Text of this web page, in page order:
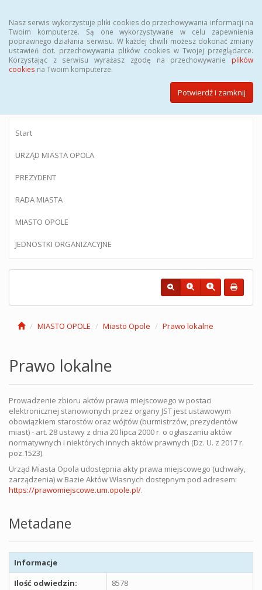
Nasz serwis wykorzystuje pliki cookies do przechowywania informacji na
Twoim komputerze. Są one wykorzystywane w celu zapewnienia
poprawnego działania serwisu. W każdej chwili możesz dokonać zmiany
ustawień dot. przechowywania plików cookies w Twojej przeglądarce.
Korzystając z serwisu wyrażasz zgodę na przechowywanie plików
cookies na Twoim komputerze.
Potwierdź i zamknij
BIULETYN INFORMACJI PUBLICZNEJ
Urzędu Miasta Opola
Start
URZĄD MIASTA OPOLA
PREZYDENT
RADA MIASTA
MIASTO OPOLE
JEDNOSTKI ORGANIZACYJNE
MIASTO OPOLE Miasto Opole Prawo lokalne
Prawo lokalne
Prowadzenie zbioru aktów prawa miejscowego w postaci
elektronicznej stanowionych przez organy JST jest ustawowym
obowiązkiem starostów oraz wójtów (burmistrzów, prezydentów
miast) - art. 28 ustawy z dnia 20 lipca 2000 r. o ogłaszaniu aktów
normatywnych i niektórych innych aktów prawnych (Dz. U. z 2017 r.
poz.1523).
Urząd Miasta Opola udostępnia akty prawa miejscowego (uchwały,
zarządzenia) w Bazie Aktów Własnych dostępnym pod adresem:
https://prawomiejscowe.um.opole.pl/.
Metadane
Informacje
Ilość odwiedzin:
8578